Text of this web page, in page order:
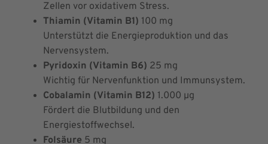
Zellen vor oxidativem Stress.
Thiamin (Vitamin B1) 100 mg
Unterstützt die Energieproduktion und das
Nervensystem.
Pyridoxin (Vitamin B6) 25 mg
Wichtig für Nervenfunktion und Immunsystem.
Cobalamin (Vitamin B12) 1.000 µg
Fördert die Blutbildung und den
Energiestoffwechsel.
Folsäure 5 mg